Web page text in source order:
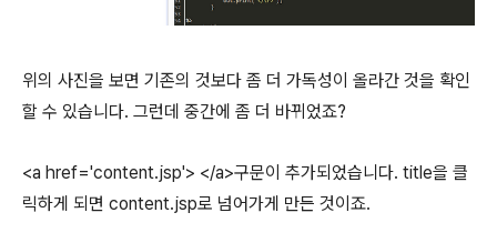
위의 사진을 보면 기존의 것보다 좀 더 가독성이 올라간 것을 확인
할 수 있습니다. 그런데 중간에 좀 더 바뀌었죠?
<a href='content.jsp'> </a>구문이 추가되었습니다. title을 클
릭하게 되면 content.jsp로 넘어가게 만든 것이죠.